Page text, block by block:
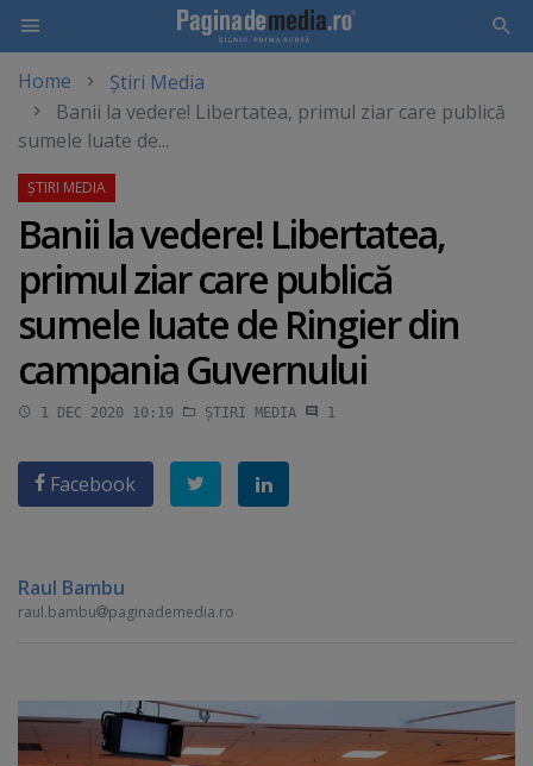
main
content
Home
Știri Media
Banii la vedere! Libertatea, primul ziar care publică
sumele luate de...
Banii la vedere! Libertatea,
primul ziar care publică
sumele luate de Ringier din
campania Guvernului
1 DEC 2020 10:19 ȘTIRI MEDIA 1
Facebook
Raul Bambu
raul.bambu paginademedia.ro